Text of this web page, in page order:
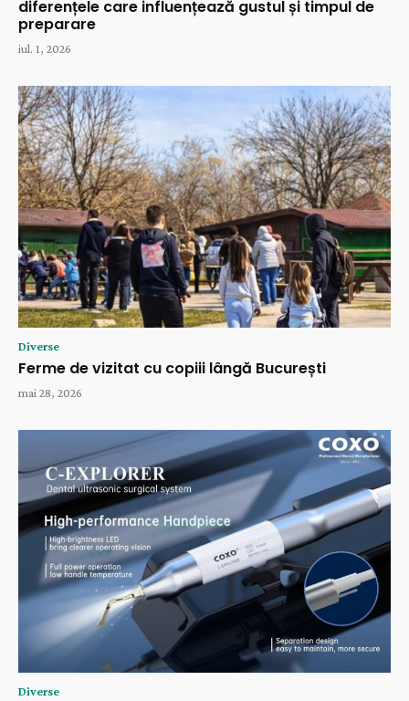
diferențele care influențează gustul și timpul de
preparare
iul. 1, 2026
Diverse
Ferme de vizitat cu copiii lângă București
mai 28, 2026
Diverse